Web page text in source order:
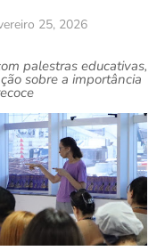
25, 2026
palestras educativas,
sobre a importância